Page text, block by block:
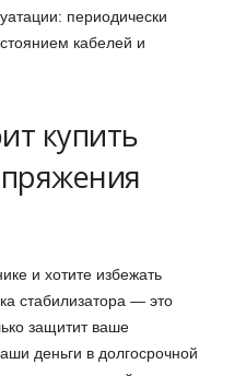
периодически
кабелей и
купить
и хотите избежать
стабилизатора — это
защитит ваше
деньги в долгосрочной